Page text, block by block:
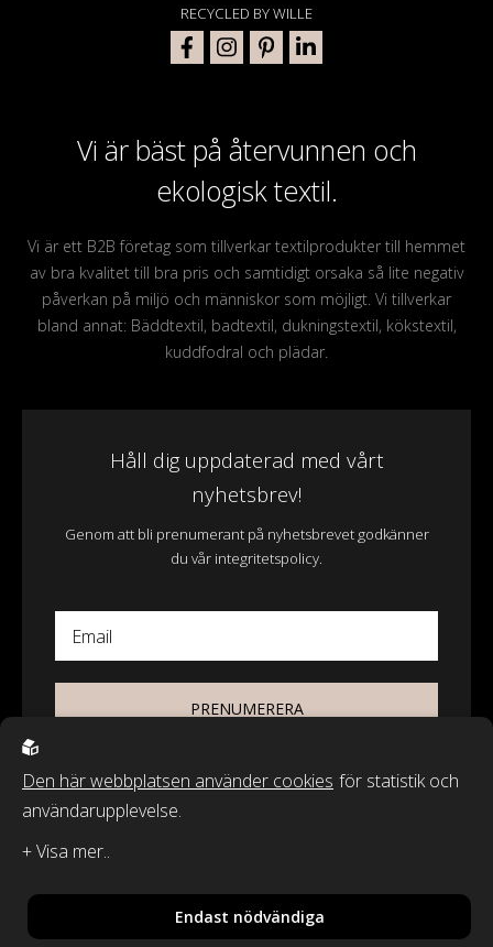
Vi är bäst på återvunnen och
ekologisk textil.
Vi är ett B2B företag som tillverkar textilprodukter till hemmet
av bra kvalitet till bra pris och samtidigt orsaka så lite negativ
påverkan på miljö och människor som möjligt. Vi tillverkar
bland annat: Bäddtextil, badtextil, dukningstextil, kökstextil,
kuddfodral och plädar.
Håll dig uppdaterad med vårt
nyhetsbrev!
Genom att bli prenumerant på nyhetsbrevet godkänner
du vår integritetspolicy.
Email
PRENUMERERA
RECYCLED BY WILLE
Wasa Ecotextil AB.
Sphinxly,Powered by Easyweb
Den här webbplatsen använder cookies för statistik och
användarupplevelse.
Endast nödvändiga